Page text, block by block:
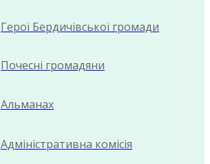
Герої Бердичівської громади
Почесні громадяни
Альманах
Адміністративна комісія